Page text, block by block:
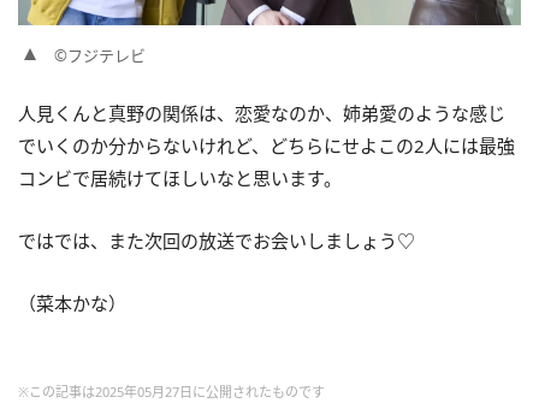
©フジテレビ
人見くんと真野の関係は、恋愛なのか、姉弟愛のような感じ
でいくのか分からないけれど、どちらにせよこの2人には最強
コンビで居続けてほしいなと思います。
ではでは、また次回の放送でお会いしましょう♡
（菜本かな）
※この記事は2025年05月27日に公開されたものです